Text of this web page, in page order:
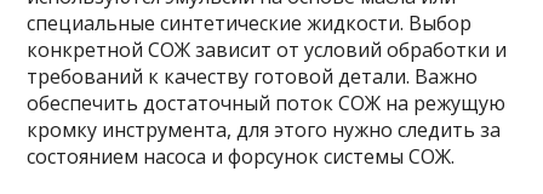
специальные синтетические жидкости. Выбор
конкретной СОЖ зависит от условий обработки и
требований к качеству готовой детали. Важно
обеспечить достаточный поток СОЖ на режущую
кромку инструмента, для этого нужно следить за
состоянием насоса и форсунок системы СОЖ.